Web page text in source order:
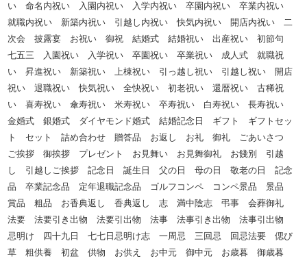
い 命名内祝い 入園内祝い 入学内祝い 卒園内祝い 卒業内祝い
就職内祝い 新築内祝い 引越し内祝い 快気内祝い 開店内祝い 二
次会 披露宴 お祝い 御祝 結婚式 結婚祝い 出産祝い 初節句
七五三 入園祝い 入学祝い 卒園祝い 卒業祝い 成人式 就職祝
い 昇進祝い 新築祝い 上棟祝い 引っ越し祝い 引越し祝い 開店
祝い 退職祝い 快気祝い 全快祝い 初老祝い 還暦祝い 古稀祝
い 喜寿祝い 傘寿祝い 米寿祝い 卒寿祝い 白寿祝い 長寿祝い
金婚式 銀婚式 ダイヤモンド婚式 結婚記念日 ギフト ギフトセッ
ト セット 詰め合わせ 贈答品 お返し お礼 御礼 ごあいさつ
ご挨拶 御挨拶 プレゼント お見舞い お見舞御礼 お餞別 引越
し 引越しご挨拶 記念日 誕生日 父の日 母の日 敬老の日 記念
品 卒業記念品 定年退職記念品 ゴルフコンペ コンペ景品 景品
賞品 粗品 お香典返し 香典返し 志 満中陰志 弔事 会葬御礼
法要 法要引き出物 法要引出物 法事 法事引き出物 法事引出物
忌明け 四十九日 七七日忌明け志 一周忌 三回忌 回忌法要 偲び
草 粗供養 初盆 供物 お供え お中元 御中元 お歳暮 御歳暮